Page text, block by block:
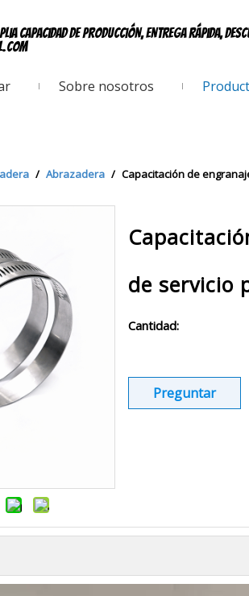
capacidad de producción, entrega rápida,
Sobre nosotros
/ Abrazadera / Capacitación de
de servicio
Cantidad:
Preguntar